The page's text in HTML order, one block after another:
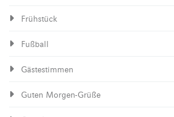
Frühstück
Fußball
Gästestimmen
Guten Morgen-Grüße